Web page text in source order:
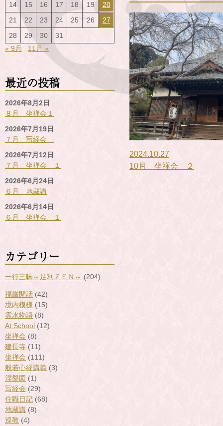
14
15 16 17 18 19
20
21
22 23 24 25 26
27
28
29 30
31
« 9月
11月 »
最近の投稿
８月 坐禅会１
2026年8月2日
７月 写経会
2026年7月19日
７月 坐禅会 １
2026年7月12日
６月 地蔵講
2026年6月24日
６月 坐禅会 １
2026年6月14日
カテゴリー
一行三昧～足利ＺＥＮ～ (204)
福厳閑話 (42)
境内模様 (15)
雲水物語 (8)
At School (12)
坐禅会 (8)
建長寺 (11)
坐禅会 (111)
般若心経講義 (3)
涅槃図 (1)
写経会 (29)
住職日記 (68)
地蔵講 (8)
巡教 (4)
2024.10.27
10月 坐禅会 ２